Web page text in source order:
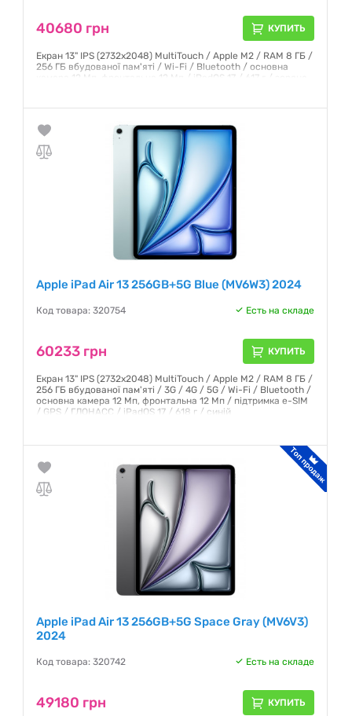
40680 грн КУПИТЬ
Екран 13" IPS (2732x2048) MultiTouch / Apple M2 / RAM 8 ГБ /
256 ГБ вбудованої пам'яті / Wi-Fi / Bluetooth / основна
камера 12 Мп, фронтальна 12 Мп / iPadOS 17 / 617 г / зоряне
Гарантия:6 месяцев
Apple iPad Air 13 256GB+5G Blue (MV6W3) 2024
Код товара: 320754 Есть на складе
60233 грн КУПИТЬ
Екран 13" IPS (2732x2048) MultiTouch / Apple M2 / RAM 8 ГБ /
256 ГБ вбудованої пам'яті / 3G / 4G / 5G / Wi-Fi / Bluetooth /
основна камера 12 Мп, фронтальна 12 Мп / підтримка e-SIM
/ GPS / ГЛОНАСС / iPadOS 17 / 618 г / синій
Apple iPad Air 13 256GB+5G Space Gray (MV6V3)
2024
Код товара: 320742 Есть на складе
49180 грн КУПИТЬ